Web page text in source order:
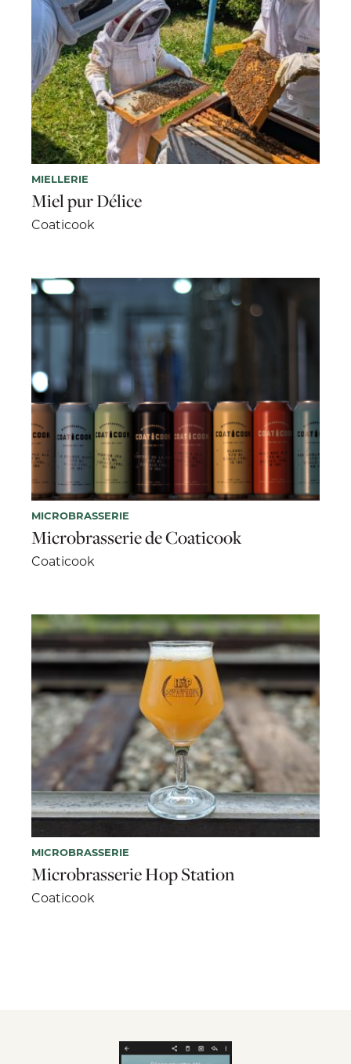
MIELLERIE
Miel pur Délice
Coaticook
MICROBRASSERIE
Microbrasserie de Coaticook
Coaticook
MICROBRASSERIE
Microbrasserie Hop Station
Coaticook